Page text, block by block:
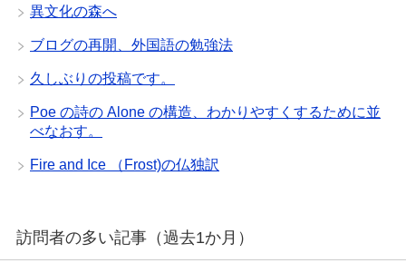
異文化の森へ
ブログの再開、外国語の勉強法
久しぶりの投稿です。
Poe の詩の Alone の構造、わかりやすくするために並
べなおす。
Fire and Ice （Frost)の仏独訳
訪問者の多い記事（過去1か月）